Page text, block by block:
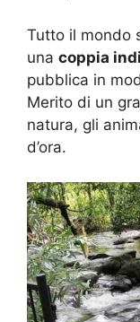
Tutto il mondo
una coppia
pubblica in
Merito di un
natura, gli
d’ora.